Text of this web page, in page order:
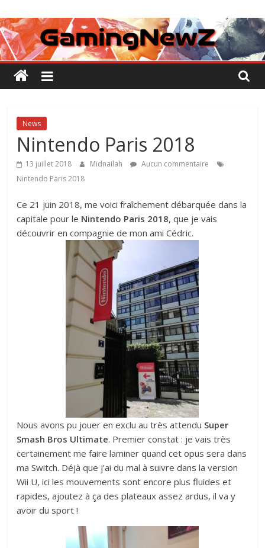
au
contenu
GamingNewZ
Tests
et
Actu
des
vidéo
News
Nintendo Paris 2018
13 juillet 2018 Midnailah
Aucun commentaire
Nintendo Paris 2018
Ce 21 juin 2018, me voici fraîchement débarquée dans la
capitale pour le Nintendo Paris 2018, que je vais
découvrir en compagnie de mon ami Cédric.
Nous avons pu jouer en exclu au très attendu Super
Smash Bros Ultimate. Premier constat : je vais très
certainement me faire laminer quand cet opus sera dans
ma Switch. Déjà que j’ai du mal à suivre dans la version
Wii U, ici les mouvements sont encore plus fluides et
rapides, ajoutez à ça des plateaux assez ardus, il va y
avoir du sport !